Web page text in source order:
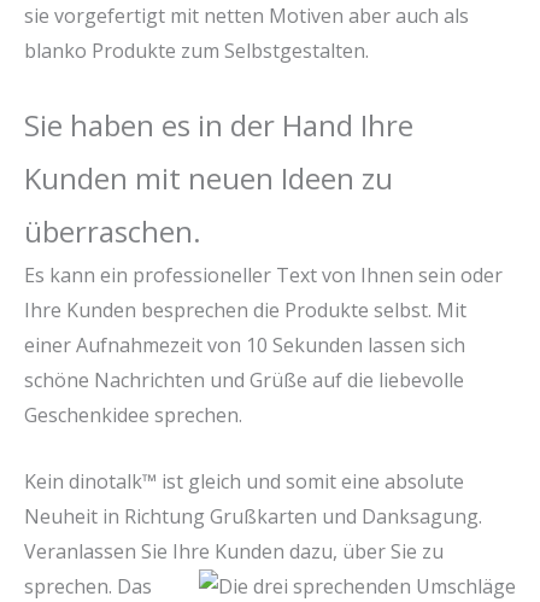
sie vorgefertigt mit netten Motiven aber auch als
blanko Produkte zum Selbstgestalten.
Sie haben es in der Hand Ihre
Kunden mit neuen Ideen zu
überraschen.
Es kann ein professioneller Text von Ihnen sein oder
Ihre Kunden besprechen die Produkte selbst. Mit
einer Aufnahmezeit von 10 Sekunden lassen sich
schöne Nachrichten und Grüße auf die liebevolle
Geschenkidee sprechen.
Kein dinotalk™ ist gleich und somit eine absolute
Neuheit in Richtung Grußkarten und Danksagung.
Veranlassen Sie Ihre Kunden dazu, über Sie zu
sprechen. Das